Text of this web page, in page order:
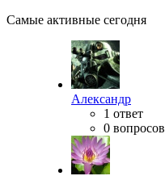
Самые активные сегодня
Александр
1 ответ
0 вопросов